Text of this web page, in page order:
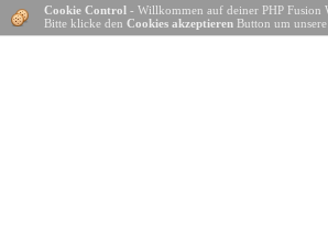
Cookie Control - Willkommen auf deiner PHP Fusion
Bitte klicke den Cookies akzeptieren Button um